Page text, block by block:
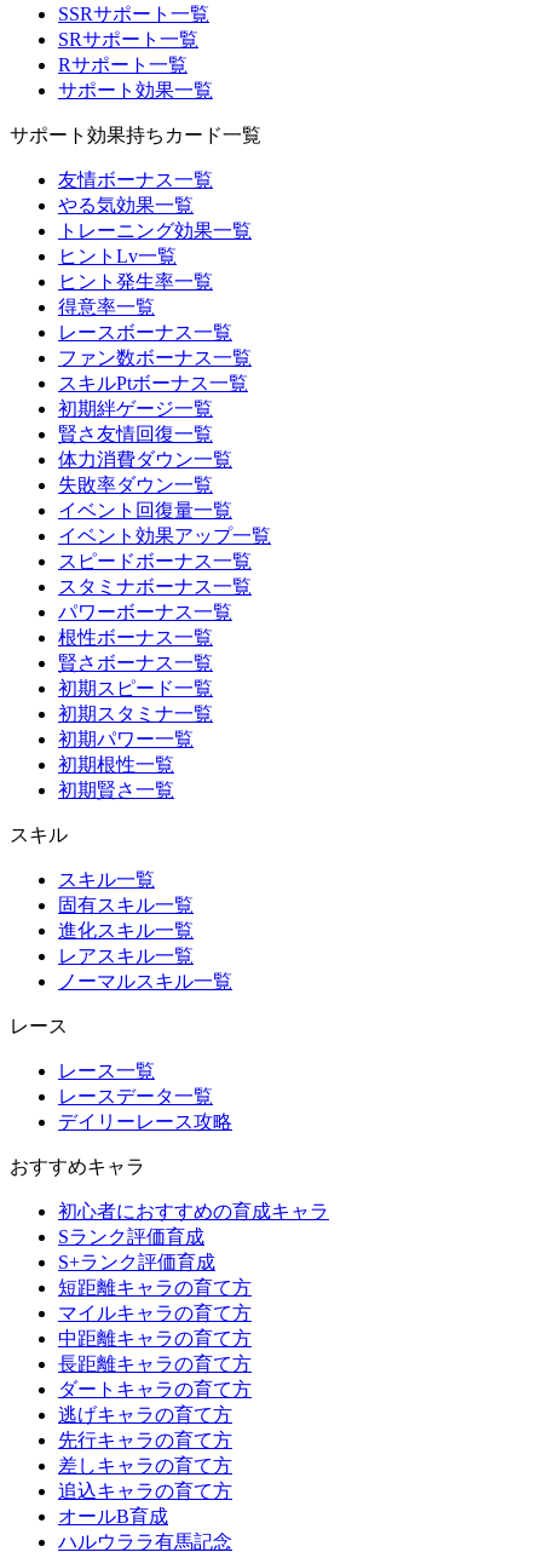
SSRサポート一覧
SRサポート一覧
Rサポート一覧
サポート効果一覧
サポート効果持ちカード一覧
友情ボーナス一覧
やる気効果一覧
トレーニング効果一覧
ヒントLv一覧
ヒント発生率一覧
得意率一覧
レースボーナス一覧
ファン数ボーナス一覧
スキルPtボーナス一覧
初期絆ゲージ一覧
賢さ友情回復一覧
体力消費ダウン一覧
失敗率ダウン一覧
イベント回復量一覧
イベント効果アップ一覧
スピードボーナス一覧
スタミナボーナス一覧
パワーボーナス一覧
根性ボーナス一覧
賢さボーナス一覧
初期スピード一覧
初期スタミナ一覧
初期パワー一覧
初期根性一覧
初期賢さ一覧
スキル
スキル一覧
固有スキル一覧
進化スキル一覧
レアスキル一覧
ノーマルスキル一覧
レース
レース一覧
レースデータ一覧
デイリーレース攻略
おすすめキャラ
初心者におすすめの育成キャラ
Sランク評価育成
S+ランク評価育成
短距離キャラの育て方
マイルキャラの育て方
中距離キャラの育て方
長距離キャラの育て方
ダートキャラの育て方
逃げキャラの育て方
先行キャラの育て方
差しキャラの育て方
追込キャラの育て方
オールB育成
ハルウララ有馬記念